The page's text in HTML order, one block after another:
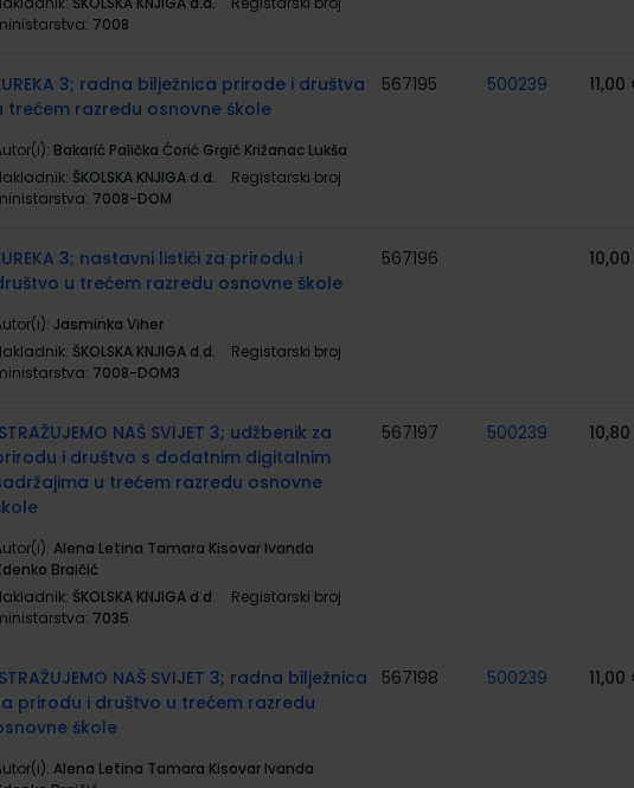
7008
3; radna bilježnica prirode i društva
trećem razredu osnovne škole
Bakarić Palička Ćorić Grgić Križanac Lukša
ŠKOLSKA KNJIGA d.d.
Registarski broj
7008-DOM
567195 500239
3; nastavni listići za prirodu i
u trećem razredu osnovne škole
Jasminka Viher
ŠKOLSKA KNJIGA d.d.
Registarski broj
7008-DOM3
567196
NAŠ SVIJET 3; udžbenik za
i društvo s dodatnim digitalnim
u trećem razredu osnovne
Alena Letina Tamara Kisovar Ivanda
Braičić
ŠKOLSKA KNJIGA d.d.
Registarski broj
7035
567197 500239
NAŠ SVIJET 3; radna bilježnica
prirodu i društvo u trećem razredu
škole
Alena Letina Tamara Kisovar Ivanda
567198 500239